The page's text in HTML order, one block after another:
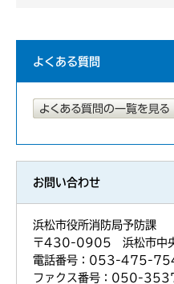
よくある質問
お問い合わせ
浜松市役所消防局予防課
〒430-0905 浜松市中
電話番号：053-475-
ファクス番号：050-